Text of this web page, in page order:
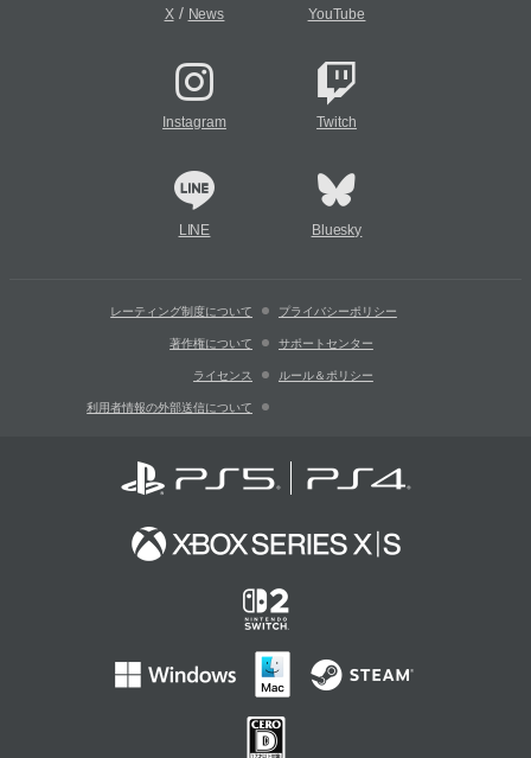
X/ News YouTube
Instagram Twitch
LINE Bluesky
レーティング制度について プライバシーポリシー
著作権について サポートセンター
ライセンス ルール＆ポリシー
利用者情報の外部送信について